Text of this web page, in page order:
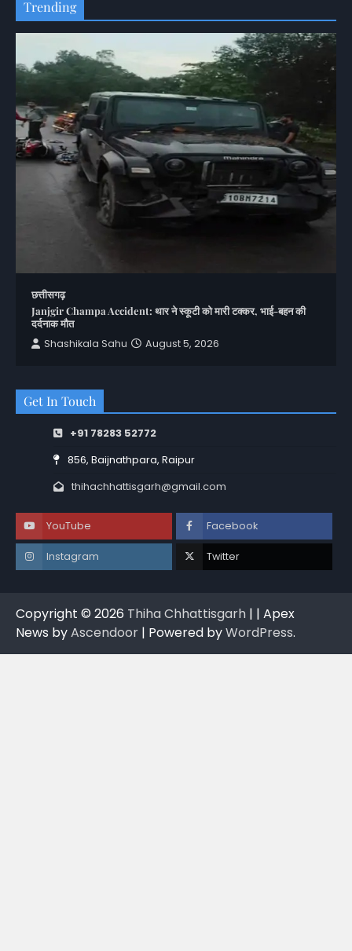
Trending
छत्तीसगढ़
Janjgir Champa Accident: थार ने स्कूटी को मारी टक्कर, भाई-बहन की
दर्दनाक मौत
Shashikala Sahu
August 5, 2026
Get In Touch
+91 78283 52772
856, Baijnathpara, Raipur
thihachhattisgarh@gmail.com
YouTube Facebook
Instagram Twitter
Copyright © 2026 Thiha Chhattisgarh | | Apex
News byAscendoor | Powered byWordPress.